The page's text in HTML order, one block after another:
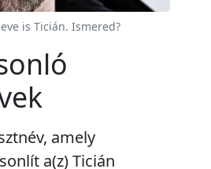
is Ticián. Ismered?
amely
a(z) Ticián